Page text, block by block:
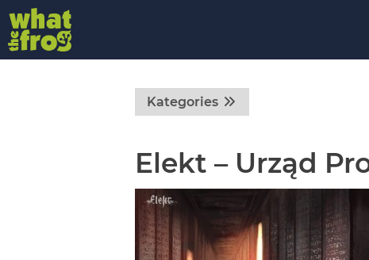
Kategories
Elekt – Urząd